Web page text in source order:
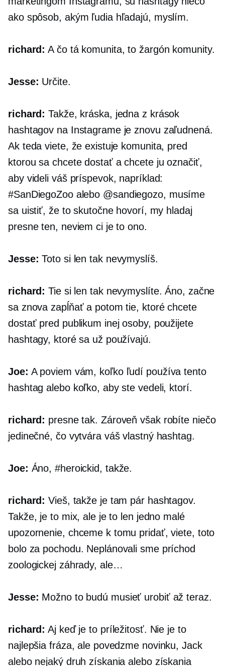
ako spôsob, akým ľudia hľadajú, myslím.
richard: A čo tá komunita, to žargón komunity.
Jesse: Určite.
richard: Takže, kráska, jedna z krások
hashtagov na Instagrame je znovu zaľudnená.
Ak teda viete, že existuje komunita, pred
ktorou sa chcete dostať a chcete ju označiť,
aby videli váš príspevok, napríklad:
#SanDiegoZoo alebo @sandiegozo, musíme
sa uistiť, že to skutočne hovorí, my hladaj
presne ten, neviem ci je to ono.
Jesse: Toto si len tak nevymyslíš.
richard: Tie si len tak nevymyslíte. Áno, začne
sa znova zapĺňať a potom tie, ktoré chcete
dostať pred publikum inej osoby, použijete
hashtagy, ktoré sa už používajú.
Joe: A poviem vám, koľko ľudí používa tento
hashtag alebo koľko, aby ste vedeli, ktorí.
richard: presne tak. Zároveň však robíte niečo
jedinečné, čo vytvára váš vlastný hashtag.
Joe: Áno, #heroickid, takže.
richard: Vieš, takže je tam pár hashtagov.
Takže, je to mix, ale je to len jedno malé
upozornenie, chceme k tomu pridať, viete, toto
bolo za pochodu. Neplánovali sme príchod
zoologickej záhrady, ale…
Jesse: Možno to budú musieť urobiť až teraz.
richard: Aj keď je to príležitosť. Nie je to
najlepšia fráza, ale povedzme novinku, Jack
alebo nejaký druh získania alebo získania